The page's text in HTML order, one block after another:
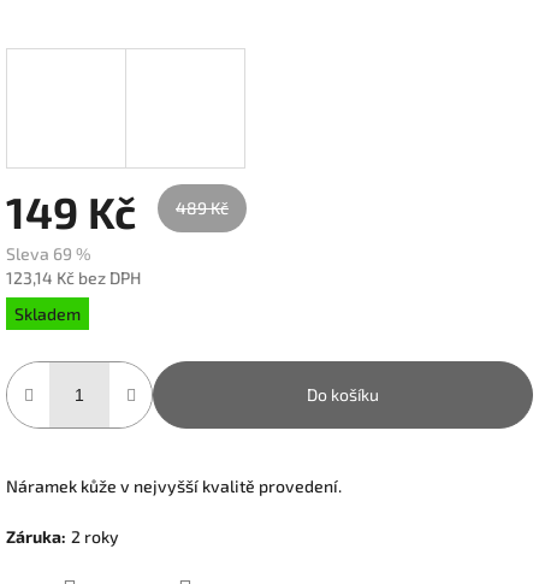
149 Kč 489 Kč
Sleva 69 %
123,14 Kč bez DPH
Měrná
cena:
Skladem
Do košíku
Náramek kůže v nejvyšší kvalitě provedení.
Záruka: 2 roky